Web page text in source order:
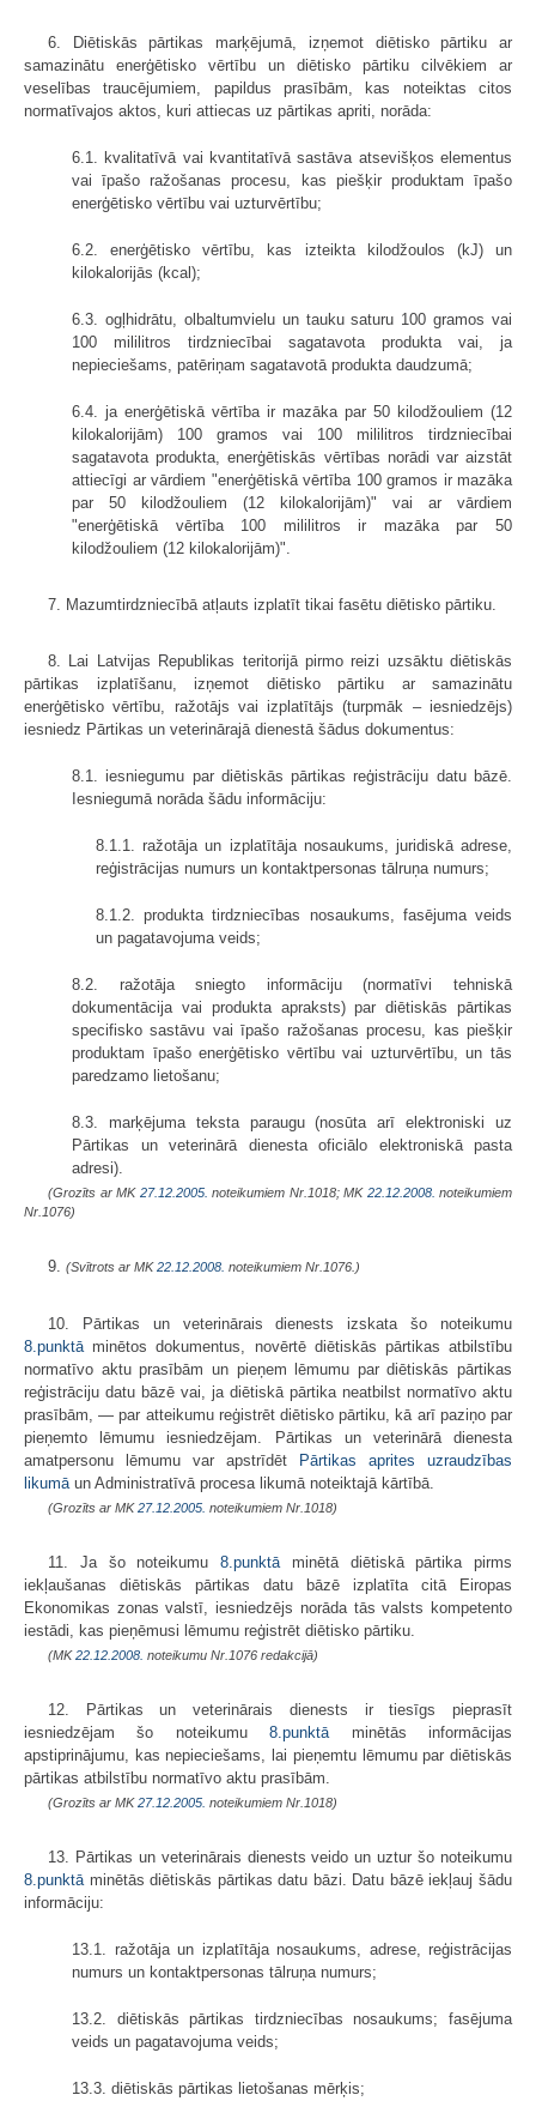
6. Diētiskās pārtikas marķējumā, izņemot diētisko pārtiku ar
samazinātu enerģētisko vērtību un diētisko pārtiku cilvēkiem ar
veselības traucējumiem, papildus prasībām, kas noteiktas citos
normatīvajos aktos, kuri attiecas uz pārtikas apriti, norāda:
6.1. kvalitatīvā vai kvantitatīvā sastāva atsevišķos elementus
vai īpašo ražošanas procesu, kas piešķir produktam īpašo
enerģētisko vērtību vai uzturvērtību;
6.2. enerģētisko vērtību, kas izteikta kilodžoulos (kJ) un
kilokalorijās (kcal);
6.3. ogļhidrātu, olbaltumvielu un tauku saturu 100 gramos vai
100 mililitros tirdzniecībai sagatavota produkta vai, ja
nepieciešams, patēriņam sagatavotā produkta daudzumā;
6.4. ja enerģētiskā vērtība ir mazāka par 50 kilodžouliem (12
kilokalorijām) 100 gramos vai 100 mililitros tirdzniecībai
sagatavota produkta, enerģētiskās vērtības norādi var aizstāt
attiecīgi ar vārdiem "enerģētiskā vērtība 100 gramos ir mazāka
par 50 kilodžouliem (12 kilokalorijām)" vai ar vārdiem
"enerģētiskā vērtība 100 mililitros ir mazāka par 50
kilodžouliem (12 kilokalorijām)".
7. Mazumtirdzniecībā atļauts izplatīt tikai fasētu diētisko pārtiku.
8. Lai Latvijas Republikas teritorijā pirmo reizi uzsāktu diētiskās
pārtikas izplatīšanu, izņemot diētisko pārtiku ar samazinātu
enerģētisko vērtību, ražotājs vai izplatītājs (turpmāk – iesniedzējs)
iesniedz Pārtikas un veterinārajā dienestā šādus dokumentus:
8.1. iesniegumu par diētiskās pārtikas reģistrāciju datu bāzē.
Iesniegumā norāda šādu informāciju:
8.1.1. ražotāja un izplatītāja nosaukums, juridiskā adrese,
reģistrācijas numurs un kontaktpersonas tālruņa numurs;
8.1.2. produkta tirdzniecības nosaukums, fasējuma veids
un pagatavojuma veids;
8.2. ražotāja sniegto informāciju (normatīvi tehniskā
dokumentācija vai produkta apraksts) par diētiskās pārtikas
specifisko sastāvu vai īpašo ražošanas procesu, kas piešķir
produktam īpašo enerģētisko vērtību vai uzturvērtību, un tās
paredzamo lietošanu;
8.3. marķējuma teksta paraugu (nosūta arī elektroniski uz
Pārtikas un veterinārā dienesta oficiālo elektroniskā pasta
adresi).
(Grozīts ar MK 27.12.2005. noteikumiem Nr.1018; MK 22.12.2008. noteikumiem
Nr.1076)
9. (Svītrots ar MK22.12.2008. noteikumiem Nr.1076.)
10. Pārtikas un veterinārais dienests izskata šo noteikumu
8.punktā minētos dokumentus, novērtē diētiskās pārtikas atbilstību
normatīvo aktu prasībām un pieņem lēmumu par diētiskās pārtikas
reģistrāciju datu bāzē vai, ja diētiskā pārtika neatbilst normatīvo aktu
prasībām, — par atteikumu reģistrēt diētisko pārtiku, kā arī paziņo par
pieņemto lēmumu iesniedzējam. Pārtikas un veterinārā dienesta
amatpersonu lēmumu var apstrīdēt
Pārtikas aprites uzraudzības
likumā un Administratīvā procesa likumā noteiktajā kārtībā.
(Grozīts ar MK27.12.2005. noteikumiem Nr.1018)
11. Ja šo noteikumu 8.punktā minētā diētiskā pārtika pirms
iekļaušanas diētiskās pārtikas datu bāzē izplatīta citā Eiropas
Ekonomikas zonas valstī, iesniedzējs norāda tās valsts kompetento
iestādi, kas pieņēmusi lēmumu reģistrēt diētisko pārtiku.
(MK22.12.2008. noteikumu Nr.1076 redakcijā)
12. Pārtikas un veterinārais dienests ir tiesīgs pieprasīt
iesniedzējam šo noteikumu8.punktā minētās informācijas
apstiprinājumu, kas nepieciešams, lai pieņemtu lēmumu par diētiskās
pārtikas atbilstību normatīvo aktu prasībām.
(Grozīts ar MK27.12.2005. noteikumiem Nr.1018)
13. Pārtikas un veterinārais dienests veido un uztur šo noteikumu
8.punktā minētās diētiskās pārtikas datu bāzi. Datu bāzē iekļauj šādu
informāciju:
13.1. ražotāja un izplatītāja nosaukums, adrese, reģistrācijas
numurs un kontaktpersonas tālruņa numurs;
13.2. diētiskās pārtikas tirdzniecības nosaukums; fasējuma
veids un pagatavojuma veids;
13.3. diētiskās pārtikas lietošanas mērķis;